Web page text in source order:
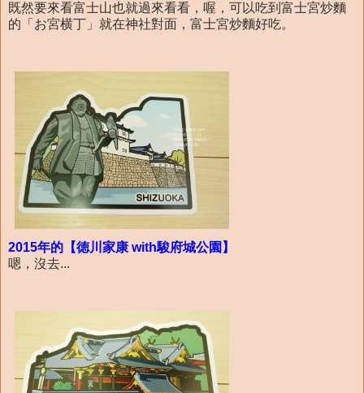
既然要來看富士山也就過來看看，喔，可以吃到富士宮炒麵
的「お宮横丁」就在神社對面，富士宮炒麵好吃。
2015年的【徳川家康 with駿府城公園】
嗯，沒去...